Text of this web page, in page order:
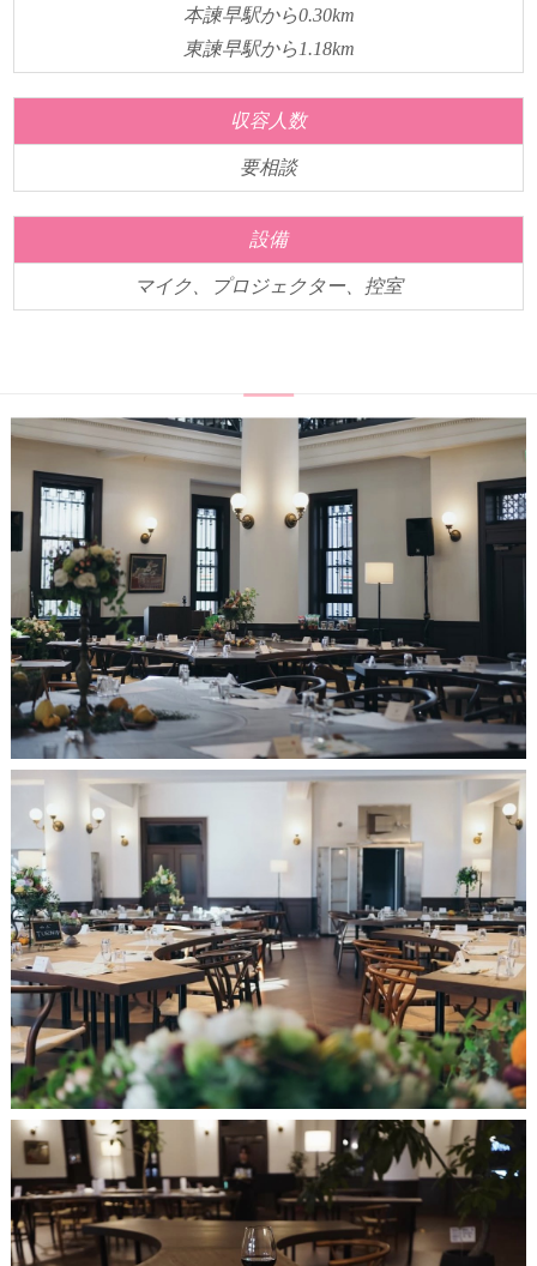
本諫早駅から0.30km
東諫早駅から1.18km
収容人数
要相談
設備
マイク、プロジェクター、控室